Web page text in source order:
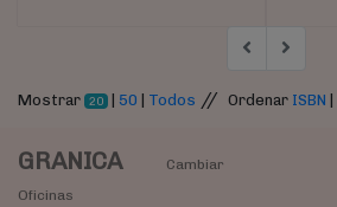
Mostrar 20 | 50 Todos // Ordenar ISBN
GRANICA
Cambiar
Oficinas